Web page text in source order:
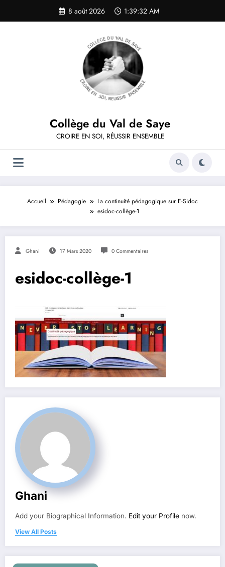
contenu
8 août 2026 1:39:32 AM
Collège du Val de Saye
CROIRE EN SOI, RÉUSSIR ENSEMBLE
Accueil Pédagogie
La continuité pédagogique sur E-Sidoc
esidoc-collège-1
Ghani 17 Mars 2020 0 Commentaires
esidoc-collège-1
Ghani
Add your Biographical Information. Edit your Profile now.
View All Posts